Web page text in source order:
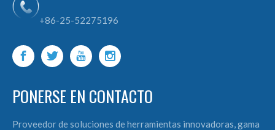
+86-25-52275196
PONERSE EN CONTACTO
Proveedor de soluciones de herramientas innovadoras, gama